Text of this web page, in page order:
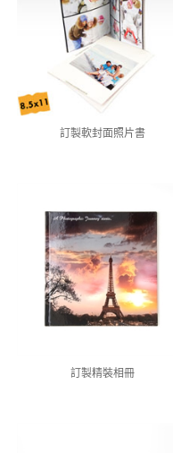
訂製軟封面照片書
訂製精裝相冊